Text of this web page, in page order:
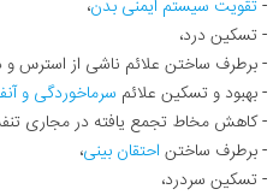
-تقویت سیستم ایمنی بدن،
- تسکین درد،
- برطرف ساختن علائم ناشی از استرس
- بهبود و تسکین علائم سرماخوردگی و
- کاهش مخاط تجمع یافته در مجاری
- برطرف ساختن احتقان بینی،
- تسکین سردرد،